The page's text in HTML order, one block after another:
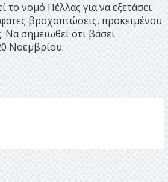
νομό Πέλλας για να εξετάσει
βροχοπτώσεις, προκειμένου
σημειωθεί ότι βάσει
Νοεμβρίου.